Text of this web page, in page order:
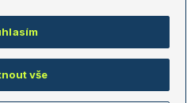
Využíváme zpravodajství ČTK.
vše